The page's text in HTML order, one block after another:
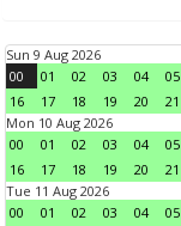
Sun 9 Aug 2026
00
01 02 03 04 05
16
17 18 19 20 21
Mon 10 Aug 2026
00
01 02 03 04 05
16
17 18 19 20 21
Tue 11 Aug 2026
00
01 02 03 04 05